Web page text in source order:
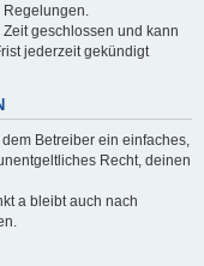
Regelungen.
geschlossen und kann
jederzeit gekündigt
Betreiber ein einfaches,
Recht, deinen
a bleibt auch nach